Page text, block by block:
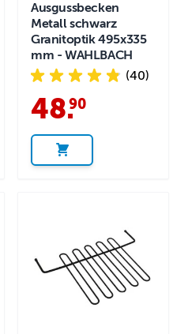
Ausgussbecken
Metall schwarz
Granitoptik 495x335
mm - WAHLBACH
(40)
48.
90